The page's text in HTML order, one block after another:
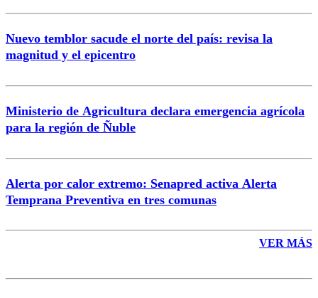
Nuevo temblor sacude el norte del país: revisa la
magnitud y el epicentro
Ministerio de Agricultura declara emergencia agrícola
para la región de Ñuble
Alerta por calor extremo: Senapred activa Alerta
Temprana Preventiva en tres comunas
VER MÁS